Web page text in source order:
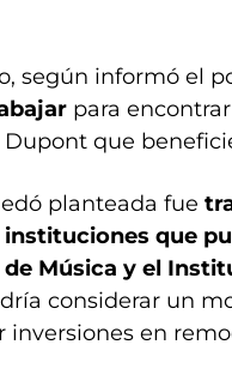
según informó el
para
Dupont que
planteada fue
que
Música y el
considerar un
inversiones en